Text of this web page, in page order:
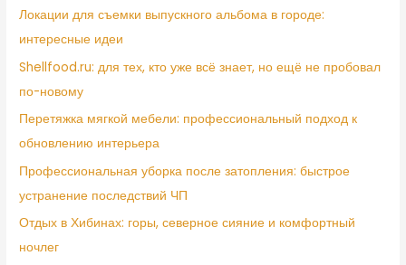
Локации для съемки выпускного альбома в городе:
интересные идеи
Shellfood.ru: для тех, кто уже всё знает, но ещё не пробовал
по-новому
Перетяжка мягкой мебели: профессиональный подход к
обновлению интерьера
Профессиональная уборка после затопления: быстрое
устранение последствий ЧП
Отдых в Хибинах: горы, северное сияние и комфортный
ночлег